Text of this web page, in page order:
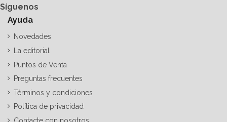
Síguenos
Ayuda
Novedades
La editorial
Puntos de Venta
Preguntas frecuentes
Términos y condiciones
Política de privacidad